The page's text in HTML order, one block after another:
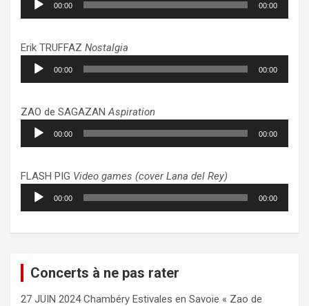
audio
00:00 00:00
Erik TRUFFAZ Nostalgia
Lecteur
audio
00:00 00:00
ZAO de SAGAZANAspiration
Lecteur
audio
00:00 00:00
FLASH PIG Video games (cover Lana del Rey)
Lecteur
audio
00:00 00:00
Concerts à ne pas rater
27 JUIN 2024 Chambéry Estivales en Savoie « Zao de